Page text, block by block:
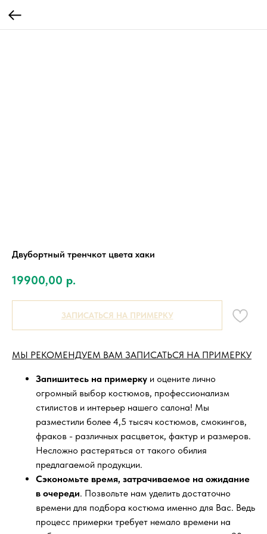
Двубортный тренчкот цвета хаки
19900,00 р.
ЗАПИСАТЬСЯ НА ПРИМЕРКУ
МЫ РЕКОМЕНДУЕМ ВАМ ЗАПИСАТЬСЯ НА ПРИМЕРКУ
Запишитесь на примерку и оцените лично
огромный выбор костюмов, профессионализм
стилистов и интерьер нашего салона! Мы
разместили более 4,5 тысяч костюмов, смокингов,
фраков - различных расцветок, фактур и размеров.
Несложно растеряться от такого обилия
предлагаемой продукции.
Сэкономьте время, затрачиваемое на ожидание
в очереди. Позвольте нам уделить достаточно
времени для подбора костюма именно для Вас. Ведь
процесс примерки требует немало времени на